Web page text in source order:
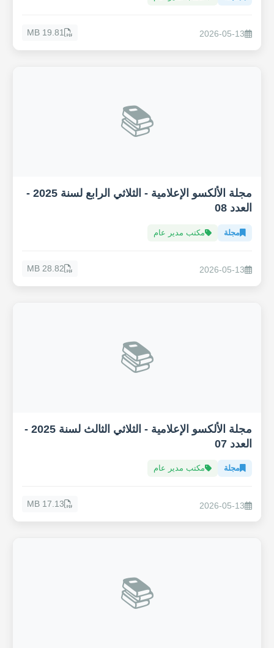
2026-05-13
19.81 MB
📚
مجلة الألكسو الإعلامية - الثلاثي الرابع لسنة 2025 -
العدد 08
مجلة مكتب مدير عام
2026-05-13
28.82 MB
📚
مجلة الألكسو الإعلامية - الثلاثي الثالث لسنة 2025 -
العدد 07
مجلة مكتب مدير عام
2026-05-13
17.13 MB
📚